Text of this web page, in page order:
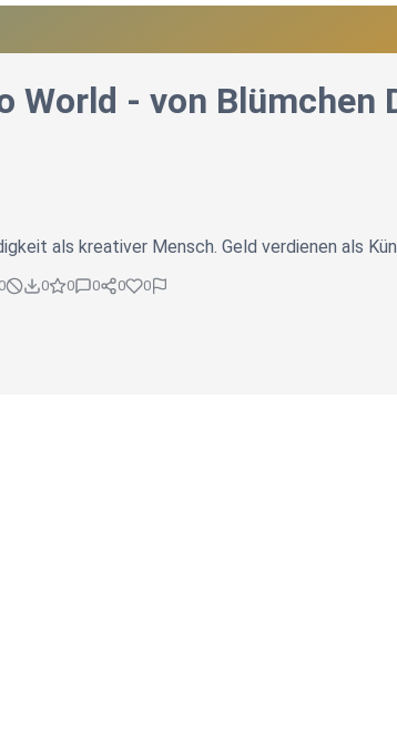
World - von
als kreativer Mensch. Geld verdienen als
0 0 0 0 0 0